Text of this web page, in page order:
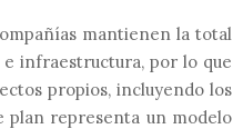
mantienen la total
infraestructura, por lo que
propios, incluyendo los
plan representa un modelo